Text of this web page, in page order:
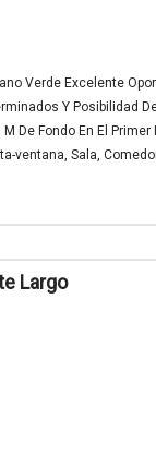
Verde Excelente
Y Posibilidad
De Fondo En El
ventana, Sala,
Largo